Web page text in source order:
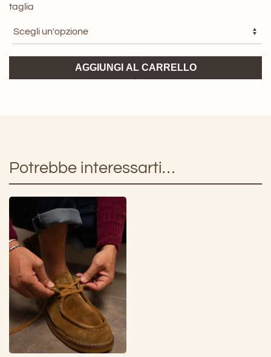
taglia
Astorflex
AGGIUNGI AL CARRELLO
Potrebbe interessarti…